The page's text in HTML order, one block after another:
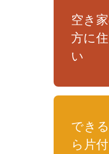
空き
方に
い
でき
ら片